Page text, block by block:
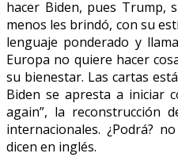
hacer Biden, pues Trump,
menos les brindó, con su
lenguaje ponderado y
Europa no quiere hacer
su bienestar. Las cartas
Biden se apresta a iniciar
again”, la reconstrucción
internacionales. ¿Podrá?
dicen en inglés.